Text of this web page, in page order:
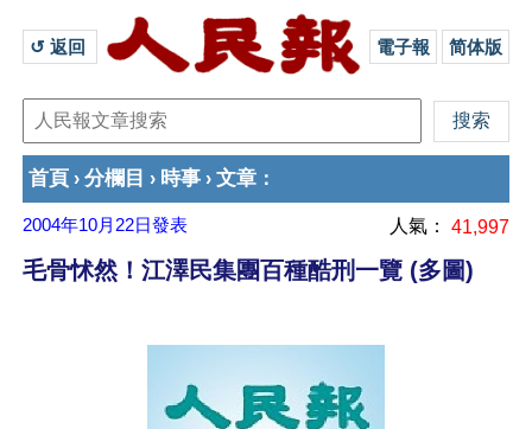
↺ 返回 電子報 简体版
首頁 › 分欄目 › 時事 › 文章 ：
2004年10月22日發表 人氣： 41,997
毛骨怵然！江澤民集團百種酷刑一覽 (多圖)